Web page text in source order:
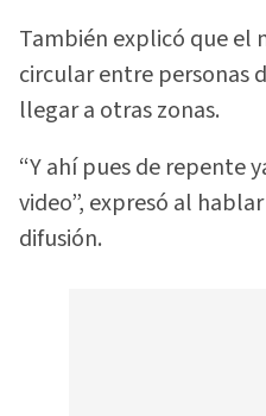
También explicó que el
circular entre personas
llegar a otras zonas.
“Y ahí pues de repente
video”, expresó al
difusión.